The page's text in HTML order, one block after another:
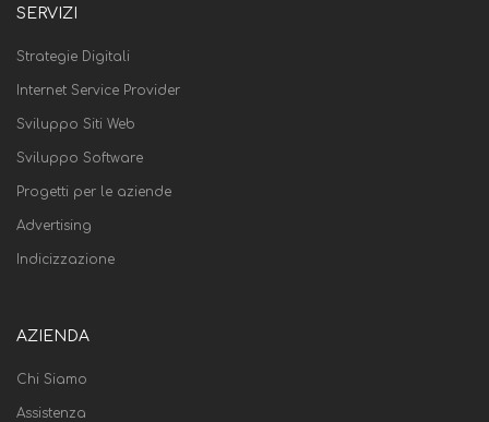
SERVIZI
Strategie Digitali
Internet Service Provider
Sviluppo Siti Web
Sviluppo Software
Progetti per le aziende
Advertising
Indicizzazione
AZIENDA
Chi Siamo
Assistenza